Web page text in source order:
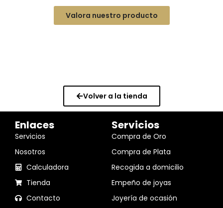
Valora nuestro producto
Volver a la tienda
Enlaces
Servicios
Nosotros
Calculadora
Tienda
Contacto
Servicios
Compra de Oro
Compra de Plata
Recogida a domicilio
Empeño de joyas
Joyería de ocasión